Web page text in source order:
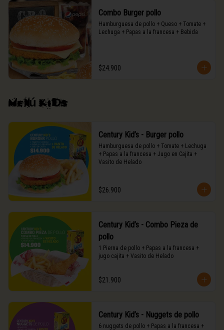
Combo Burger pollo
Hamburguesa de pollo + Queso + Tomate +
Lechuga + Papas a la francesa + Bebida
$24.900
Menú kids
Century Kid’s - Burger pollo
Hamburguesa de pollo + Tomate + Lechuga
+ Papas a la francesa + Jugo en Cajita +
Vasito de Helado
$26.900
Century Kid’s - Combo Pieza de
pollo
1 Pierna de pollo + Papas a la francesa +
jugo cajita + Vasito de Helado
$21.900
Century Kid’s - Nuggets de pollo
6 nuggets de pollo + Papas a la francesa +